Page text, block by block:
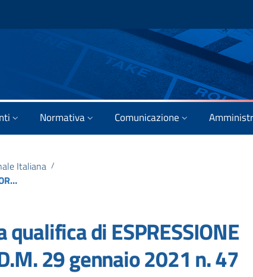
Normativa Comunicazione
Italiana /
Modalità per richiedere la qualifica di ESPRESSIONE ORIGINALE ITALIANA ex D.M. 29 gennaio 2021 n. 47
di ESPRESSIONE
29 gennaio 2021 n. 47